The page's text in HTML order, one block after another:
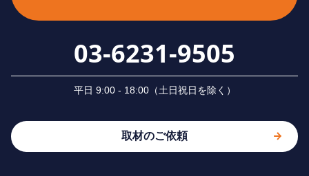
03-6231-9505
平⽇ 9:00 - 18:00（⼟⽇祝⽇を除く）
取材のご依頼